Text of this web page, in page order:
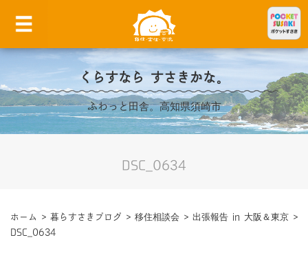
くらすなら すさきかな。
ふわっと田舎。高知県須崎市
DSC_0634
ホーム > 暮らすさきブログ > 移住相談会 > 出張報告 in 大阪＆東京 >
DSC_0634